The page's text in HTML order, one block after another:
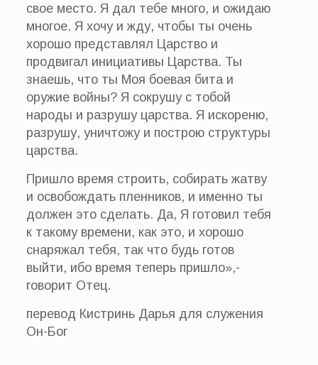
свое место. Я дал тебе много, и ожидаю
многое. Я хочу и жду, чтобы ты очень
хорошо представлял Царство и
продвигал инициативы Царства. Ты
знаешь, что ты Моя боевая бита и
оружие войны? Я сокрушу с тобой
народы и разрушу царства. Я искореню,
разрушу, уничтожу и построю структуры
царства.
Пришло время строить, собирать жатву
и освобождать пленников, и именно ты
должен это сделать. Да, Я готовил тебя
к такому времени, как это, и хорошо
снаряжал тебя, так что будь готов
выйти, ибо время теперь пришло»,-
говорит Отец.
перевод Кистринь Дарья для служения
Он-Бог